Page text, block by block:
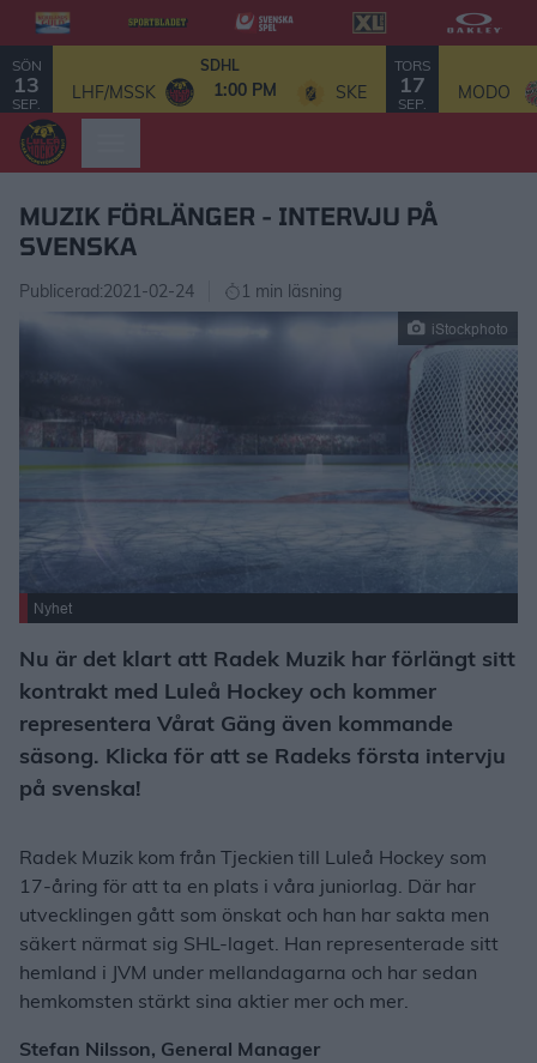
SÖN
13
SEP.
SDHL
LHF/MSSK 1:00 PM SKE
TORS
17
SEP.
MODO
MUZIK FÖRLÄNGER - INTERVJU PÅ
SVENSKA
Publicerad:2021-02-24 1 min läsning
iStockphoto
Nyhet
Nu är det klart att Radek Muzik har förlängt sitt
kontrakt med Luleå Hockey och kommer
representera Vårat Gäng även kommande
säsong. Klicka för att se Radeks första intervju
på svenska!
Radek Muzik kom från Tjeckien till Luleå Hockey som
17-åring för att ta en plats i våra juniorlag. Där har
utvecklingen gått som önskat och han har sakta men
säkert närmat sig SHL-laget. Han representerade sitt
hemland i JVM under mellandagarna och har sedan
hemkomsten stärkt sina aktier mer och mer.
Stefan Nilsson, General Manager